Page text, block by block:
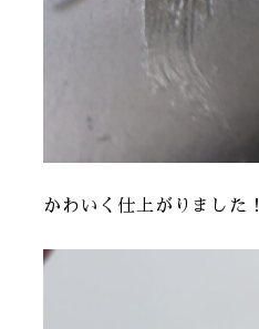
かわいく仕上がりました！